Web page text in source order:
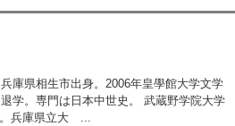
庫県相生市出身。2006年皇學館大学文学
学。専門は日本中世史。 武蔵野学院大学
兵庫県立大 ...